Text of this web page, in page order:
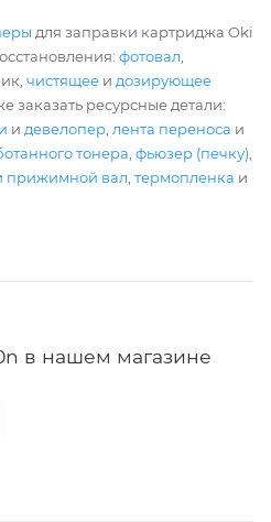
для заправки картриджа Oki
фотовал
чистящее и дозирующее
заказать ресурсные детали:
и девелопер лента переноса и
тонера фьюзер (печку)
прижимной вал термопленка и
в нашем магазине